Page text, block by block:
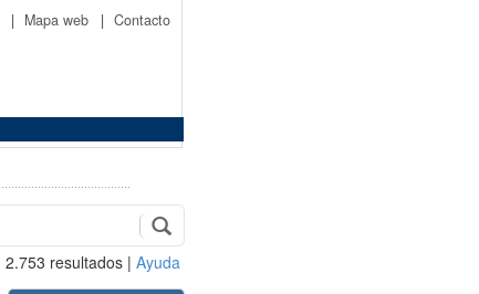
| Mapa web | Contacto
2.753 resultados | Ayuda